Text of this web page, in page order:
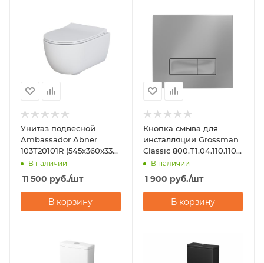
Унитаз подвесной
Ambassador Abner
103T20101R (545х360х330)
белый
В наличии
11 500 руб./шт
В корзину
Кнопка смыва для
инсталляции Grossman
Classic 800.T1.04.110.110
хром матовый
В наличии
1 900 руб./шт
В корзину